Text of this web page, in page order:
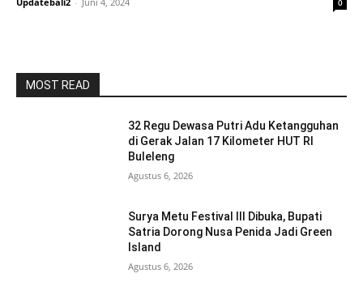
0
MOST READ
32 Regu Dewasa Putri Adu Ketangguhan
di Gerak Jalan 17 Kilometer HUT RI
Buleleng
Agustus 6, 2026
Surya Metu Festival III Dibuka, Bupati
Satria Dorong Nusa Penida Jadi Green
Island
Agustus 6, 2026